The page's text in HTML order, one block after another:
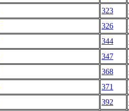
323
326
344
347
368
371
392